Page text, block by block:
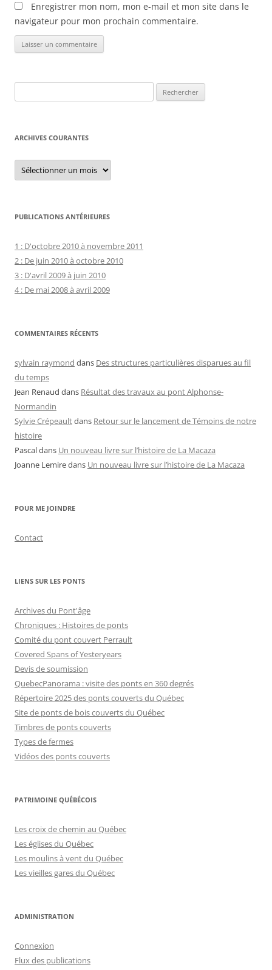
Enregistrer mon nom, mon e-mail et mon site dans le
navigateur pour mon prochain commentaire.
ARCHIVES COURANTES
Archives
courantes
PUBLICATIONS ANTÉRIEURES
1 : D'octobre 2010 à novembre 2011
2 : De juin 2010 à octobre 2010
3 : D'avril 2009 à juin 2010
4 : De mai 2008 à avril 2009
COMMENTAIRES RÉCENTS
sylvain raymond dans Des structures particulières disparues au fil
du temps
Jean Renaud dans Résultat des travaux au pont Alphonse-
Normandin
Sylvie Crépeaultdans Retour sur le lancement de Témoins de notre
histoire
Pascaldans Un nouveau livre sur l’histoire de La Macaza
Joanne Lemiredans Un nouveau livre sur l’histoire de La Macaza
POUR ME JOINDRE
Contact
LIENS SUR LES PONTS
Archives du Pont'âge
Chroniques : Histoires de ponts
Comité du pont couvert Perrault
Covered Spans of Yesteryears
Devis de soumission
QuebecPanorama : visite des ponts en 360 degrés
Répertoire 2025 des ponts couverts du Québec
Site de ponts de bois couverts du Québec
Timbres de ponts couverts
Types de fermes
Vidéos des ponts couverts
PATRIMOINE QUÉBÉCOIS
Les croix de chemin au Québec
Les églises du Québec
Les moulins à vent du Québec
Les vieilles gares du Québec
ADMINISTRATION
Connexion
Flux des publications